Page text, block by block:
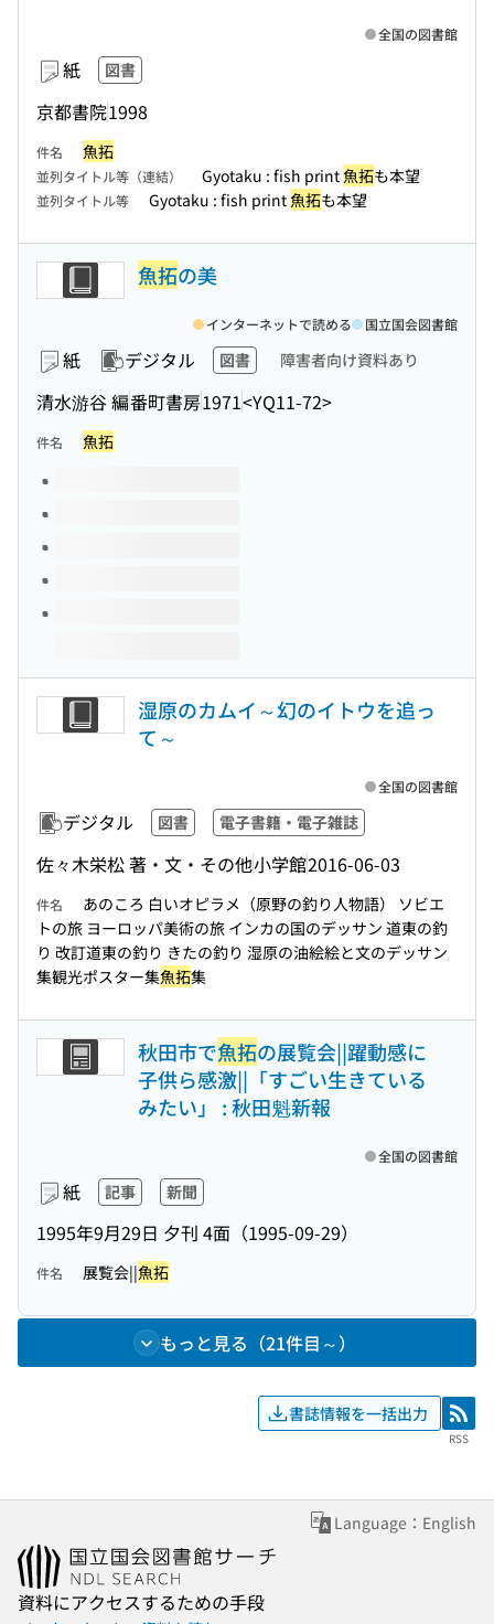
紙 図書
京都書院1998
全国の図書館
件名 魚拓
並列タイトル等（連結） Gyotaku : fish print魚拓も本望
並列タイトル等 Gyotaku : fish print魚拓も本望
魚拓の美
紙 デジタル 図書 障害者向け資料あり
清水游谷 編番町書房1971<YQ11-72>
インターネットで読める 国立国会図書館
件名 魚拓
このタイトルの巻号
湿原のカムイ～幻のイトウを追っ
て～
デジタル 図書 電子書籍・電子雑誌
佐々木栄松 著・文・その他小学館2016-06-03
全国の図書館
件名
あのころ 白いオピラメ（原野の釣り人物語） ソビエ
トの旅 ヨーロッパ美術の旅 インカの国のデッサン 道東の釣
り 改訂道東の釣り きたの釣り 湿原の油絵絵と文のデッサン
集観光ポスター集魚拓集
秋田市で魚拓の展覧会||躍動感に
子供ら感激||「すごい生きている
みたい」 : 秋田魁新報
紙 記事 新聞
1995年9月29日 夕刊 4面（1995-09-29）
全国の図書館
件名 展覧会||魚拓
もっと見る（21件目～）
書誌情報を一括出力 RSS
RSS
Language：English
資料にアクセスするための手段